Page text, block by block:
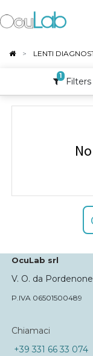
LENTI
1
Filters
OcuLab srl
V. O. da
P.IVA 06501500489
Chiamaci
+39 331 66 33 074